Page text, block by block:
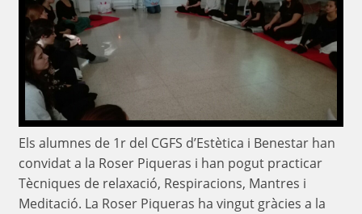
Els alumnes de 1r del CGFS d’Estètica i Benestar han
convidat a la Roser Piqueras i han pogut practicar
Tècniques de relaxació, Respiracions, Mantres i
Meditació. La Roser Piqueras ha vingut gràcies a la